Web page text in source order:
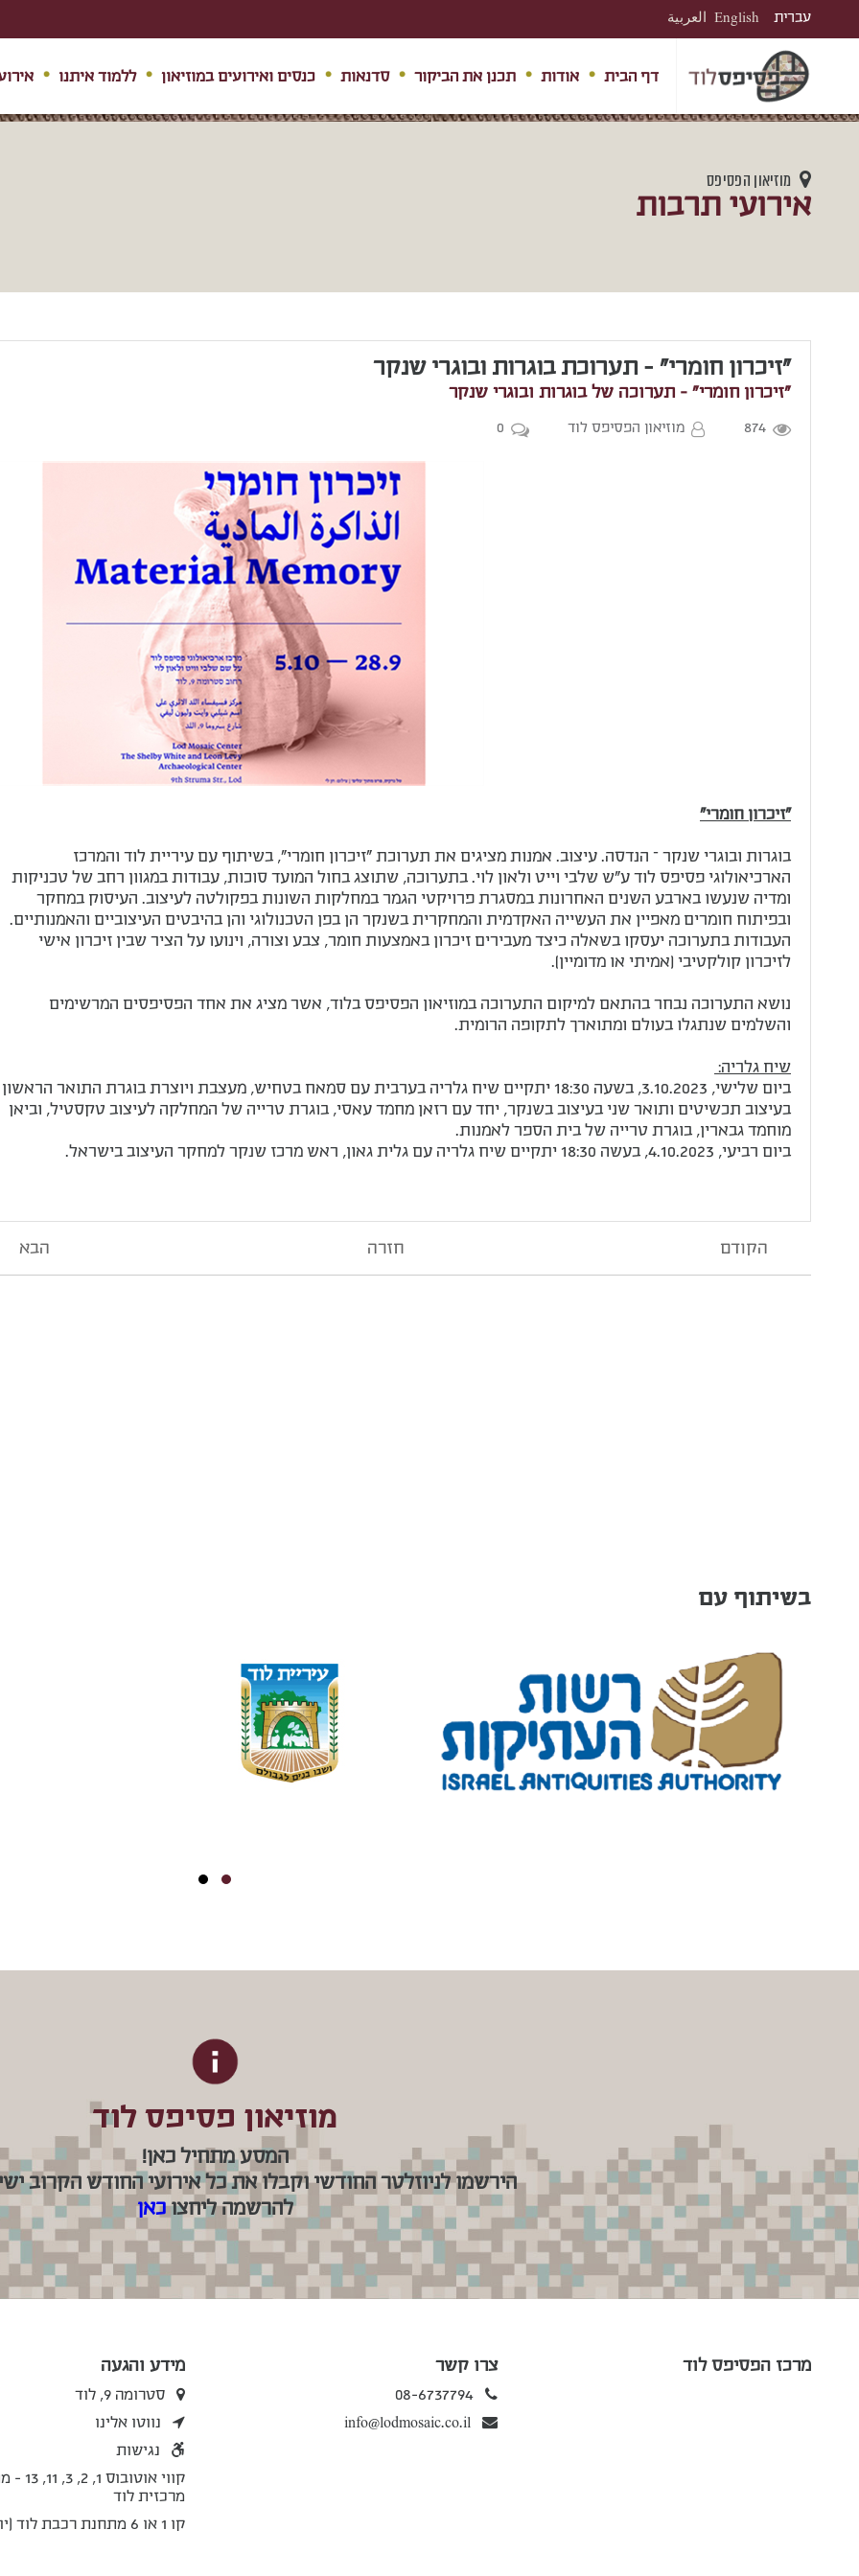
עברית English العربية
דף הבית אודות תכנן את הביקור סדנאות כנסים ואירועים במוזיאון ללמוד איתנו
מוזיאון הפסיפס
אירועי תרבות
"זיכרון חומרי" - תערוכת בוגרות ובוגרי שנקר
"זיכרון חומרי" - תערוכה של בוגרות ובוגרי שנקר
874 מוזיאון הפסיפס לוד 0
​"זיכרון חומרי"
בוגרות ובוגרי שנקר – הנדסה. עיצוב. אמנות מציגים את תערוכת ״זיכרון חומרי״, בשיתוף עם עיריית לוד והמרכז
הארכיאולוגי פסיפס לוד ע"ש שלבי וייט ולאון לוי. בתערוכה, שתוצג בחול המועד סוכות, עבודות במגוון רחב של טכניקות
ומדיה שנעשו בארבע השנים האחרונות במסגרת פרויקטי הגמר במחלקות השונות בפקולטה לעיצוב. העיסוק במחקר
ובפיתוח חומרים מאפיין את העשייה האקדמית והמחקרית בשנקר הן בפן הטכנולוגי והן בהיבטים העיצוביים והאמנותיים.
העבודות בתערוכה יעסקו בשאלה כיצד מעבירים זיכרון באמצעות חומר, צבע וצורה, וינועו על הציר שבין זיכרון אישי
לזיכרון קולקטיבי (אמיתי או מדומיין).
נושא התערוכה נבחר בהתאם למיקום התערוכה במוזיאון הפסיפס בלוד, אשר מציג את אחד הפסיפסים המרשימים
והשלמים שנתגלו בעולם ומתוארך לתקופה הרומית.
שיח גלריה:
ביום שלישי, 3.10.2023, בשעה 18:30 יתקיים שיח גלריה בערבית עם סמאח בטחיש, מעצבת ויוצרת בוגרת התואר הראשון
בעיצוב תכשיטים ותואר שני בעיצוב בשנקר, יחד עם רזאן מחמד עאסי, בוגרת טרייה של המחלקה לעיצוב טקסטיל, וביאן
מוחמד גבארין, בוגרת טרייה של בית הספר לאמנות.
ביום רביעי, 4.10.2023, בעשה 18:30 יתקיים שיח גלריה עם גלית גאון, ראש מרכז שנקר למחקר העיצוב בישראל.
הקודם חזרה הבא
בשיתוף עם
מוזיאון פסיפס לוד
המסע מתחיל כאן!
הירשמו לניוזלטר החודשי וקבלו את כל אירועי החודש הקרוב
להרשמה ליחצוכאן
מרכז הפסיפס לוד צרו קשר
08-6737794
info@lodmosaic.co.il
מידע והגעה
סטרומה 9, לוד
נווטו אלינו
נגישות
קווי
מרכזית לוד
קו 1 או 6 מתחנת רכבת לוד (יוספטל)